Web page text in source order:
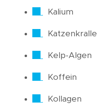
Kalium
Katzenkralle
Kelp-Algen
Koffein
Kollagen